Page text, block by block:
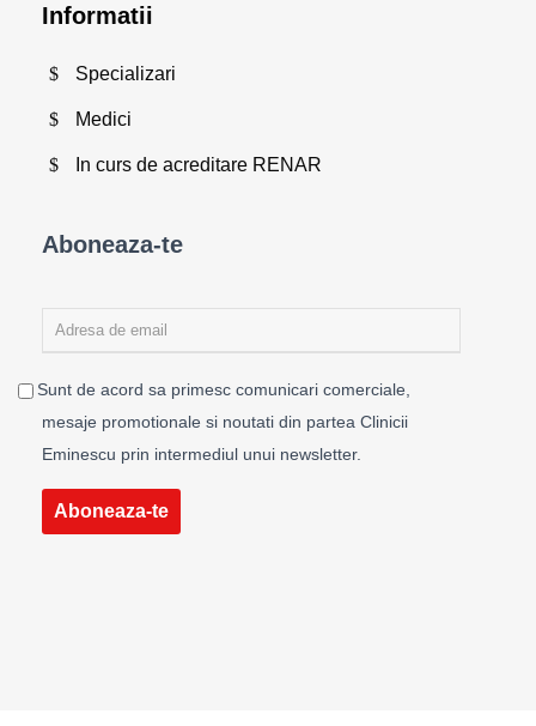
Informatii
Specializari
Medici
In curs de acreditare RENAR
Aboneaza-te
Sunt de acord sa primesc comunicari comerciale,
mesaje promotionale si noutati din partea Clinicii
Eminescu prin intermediul unui newsletter.
Aboneaza-te